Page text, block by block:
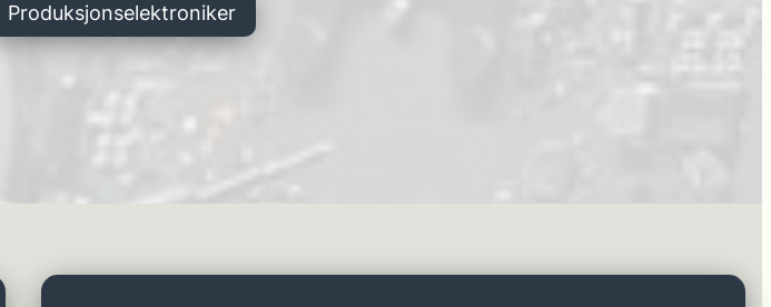
Produksjonselektroniker